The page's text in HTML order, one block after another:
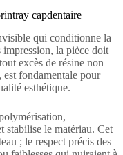
capdentaire
qui conditionne la
impression, la pièce doit
excès de résine non
est fondamentale pour
esthétique.
stabilise le matériau. Cet
; le respect précis des